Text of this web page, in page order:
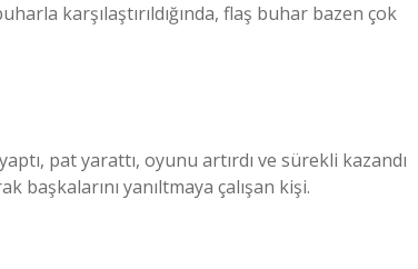
karşılaştırıldığında, flaş buhar bazen çok
pat yarattı, oyunu artırdı ve sürekli kazandı
başkalarını yanıltmaya çalışan kişi.